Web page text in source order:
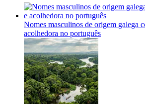
Nomes masculinos de origem galega
acolhedora no português